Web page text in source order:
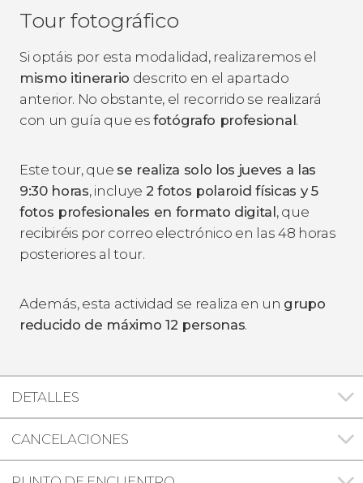
Tour fotográfico
Si optáis por esta modalidad, realizaremos el
mismo itinerario descrito en el apartado
anterior. No obstante, el recorrido se realizará
con un guía que es fotógrafo profesional.
Este tour, que se realiza solo los jueves a las
9:30 horas, incluye 2 fotos polaroid físicas y 5
fotos profesionales en formato digital, que
recibiréis por correo electrónico en las 48 horas
posteriores al tour.
Además, esta actividad se realiza en un grupo
reducido de máximo 12 personas.
DETALLES
CANCELACIONES